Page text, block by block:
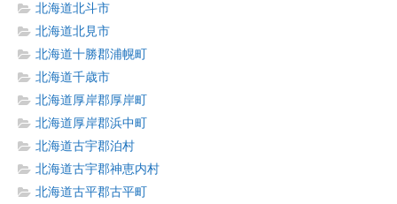
北海道北斗市
北海道北見市
北海道十勝郡浦幌町
北海道千歳市
北海道厚岸郡厚岸町
北海道厚岸郡浜中町
北海道古宇郡泊村
北海道古宇郡神恵内村
北海道古平郡古平町